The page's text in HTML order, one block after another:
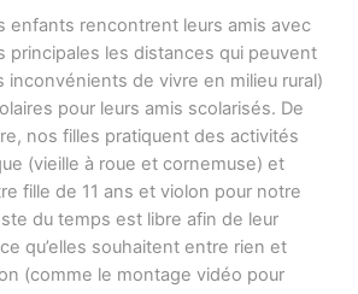
enfants rencontrent leurs amis avec
principales les distances qui peuvent
inconvénients de vivre en milieu rural)
pour leurs amis scolarisés. De
nos filles pratiquent des activités
(vieille à roue et cornemuse) et
fille de 11 ans et violon pour notre
du temps est libre afin de leur
qu’elles souhaitent entre rien et
(comme le montage vidéo pour